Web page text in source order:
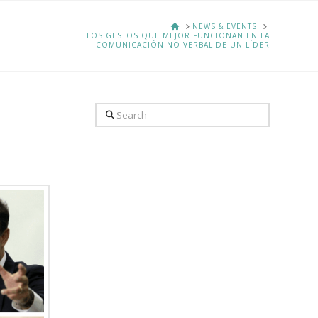
HOMENEWS & EVENTS
LOS GESTOS QUE MEJOR FUNCIONAN EN LA
COMUNICACIÓN NO VERBAL DE UN LÍDER
Search